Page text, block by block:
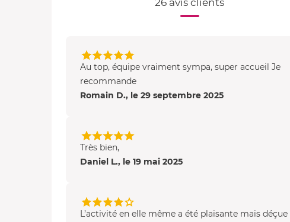
26 avis clients
Au top, équipe vraiment sympa, super accueil Je
recommande
Romain D., le 29 septembre 2025
Très bien,
Daniel L., le 19 mai 2025
L’activité en elle même a été plaisante mais déçue